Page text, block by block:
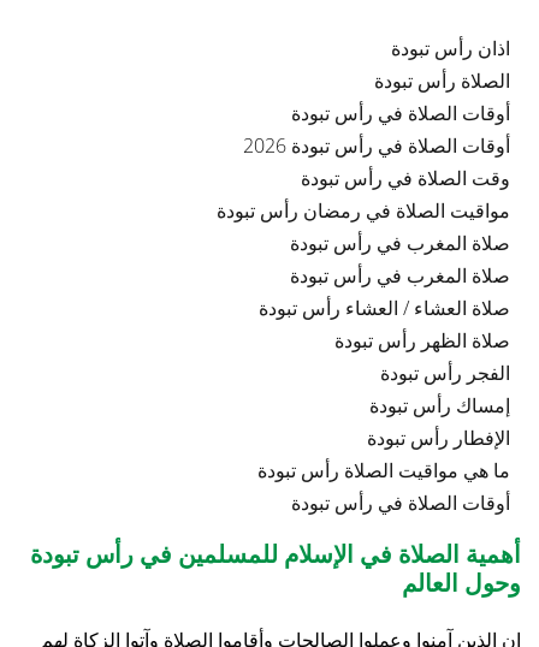
اذان رأس تبودة
الصلاة رأس تبودة
أوقات الصلاة في رأس تبودة
أوقات الصلاة في رأس تبودة 2026
وقت الصلاة في رأس تبودة
مواقيت الصلاة في رمضان رأس تبودة
صلاة المغرب في رأس تبودة
صلاة المغرب في رأس تبودة
صلاة العشاء / العشاء رأس تبودة
صلاة الظهر رأس تبودة
الفجر رأس تبودة
إمساك رأس تبودة
الإفطار رأس تبودة
ما هي مواقيت الصلاة رأس تبودة
أوقات الصلاة في رأس تبودة
أهمية الصلاة في الإسلام للمسلمين في رأس تبودة
وحول العالم
إن الذين آمنوا وعملوا الصالحات وأقاموا الصلاة وآتوا الزكاة لهم